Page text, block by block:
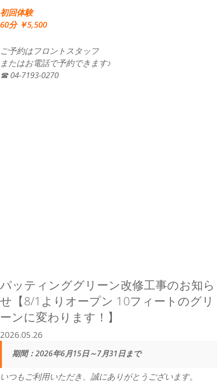
初回体験
60分 ￥5,500
ご予約はフロントスタッフ
またはお電話で予約できます♪
☎ 04-7193-0270
パッティンググリーン改修工事のお知ら
せ【8/1よりオープン 10フィートのグリ
ーンに変わります！】
2026.05.26
期間：2026年6月15日～7月31日まで
いつもご利用いただき、誠にありがとうございます。